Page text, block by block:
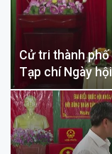
Cử tri thành phố
Tạp chí Ngày